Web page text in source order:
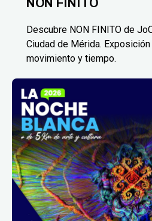
Descubre NON FINITO de
Ciudad de Mérida.
movimiento y tiempo.